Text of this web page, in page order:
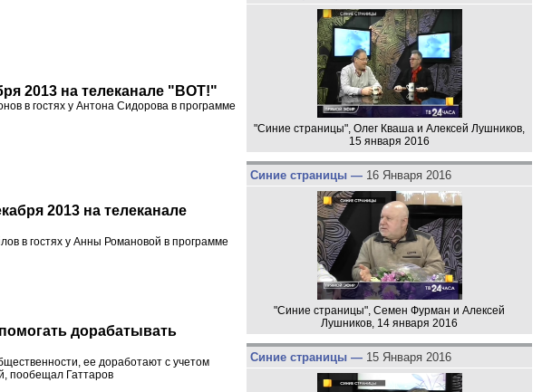
2013 на телеканале "ВОТ!"
в гостях у Антона Сидорова в программе
2013 на телеканале
в гостях у Анны Романовой в программе
дорабатывать
ее доработают с учетом
пообещал Гаттаров
"Синие страницы", Олег Кваша и Алексей Лушников,
15 января 2016
Синие страницы — 16 Января 2016
"Синие страницы", Семен Фурман и Алексей
Лушников, 14 января 2016
Синие страницы — 15 Января 2016